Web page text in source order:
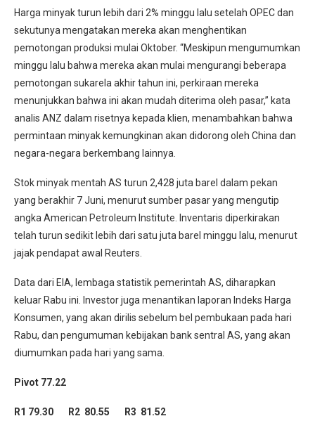
Harga minyak turun lebih dari 2% minggu lalu setelah OPEC dan
sekutunya mengatakan mereka akan menghentikan
pemotongan produksi mulai Oktober. “Meskipun mengumumkan
minggu lalu bahwa mereka akan mulai mengurangi beberapa
pemotongan sukarela akhir tahun ini, perkiraan mereka
menunjukkan bahwa ini akan mudah diterima oleh pasar,” kata
analis ANZ dalam risetnya kepada klien, menambahkan bahwa
permintaan minyak kemungkinan akan didorong oleh China dan
negara-negara berkembang lainnya.
Stok minyak mentah AS turun 2,428 juta barel dalam pekan
yang berakhir 7 Juni, menurut sumber pasar yang mengutip
angka American Petroleum Institute. Inventaris diperkirakan
telah turun sedikit lebih dari satu juta barel minggu lalu, menurut
jajak pendapat awal Reuters.
Data dari EIA, lembaga statistik pemerintah AS, diharapkan
keluar Rabu ini. Investor juga menantikan laporan Indeks Harga
Konsumen, yang akan dirilis sebelum bel pembukaan pada hari
Rabu, dan pengumuman kebijakan bank sentral AS, yang akan
diumumkan pada hari yang sama.
Pivot 77.22
R1 79.30 R2 80.55 R3 81.52